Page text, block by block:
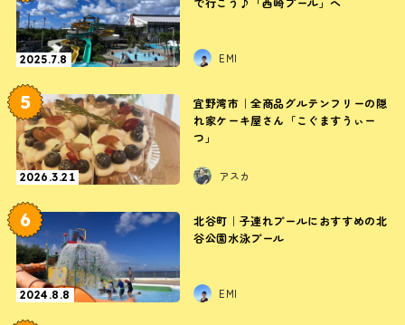
2025.7.8 EMI
5
2026.3.21
宜野湾市｜全商品グルテンフリーの隠
れ家ケーキ屋さん「こぐますうぃー
つ」
アスカ
6
2024.8.8
北谷町｜子連れプールにおすすめの北
谷公園水泳プール
EMI